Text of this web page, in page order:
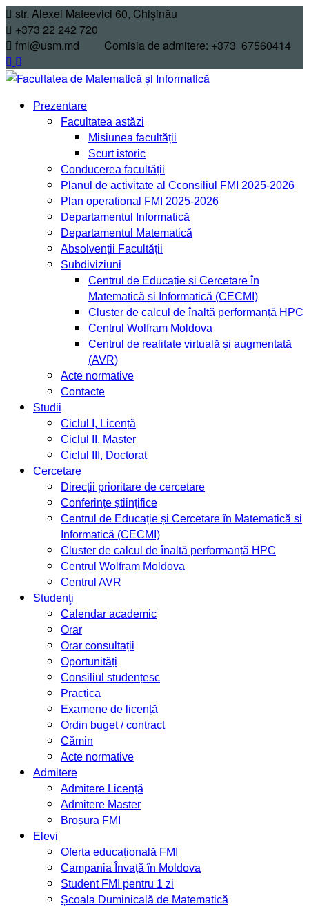
str. Alexei Mateevici 60, Chișinău
+373 22 242 720
fmi@usm.md Comisia de admitere: +373 67560414
Prezentare
Facultatea astăzi
Misiunea facultății
Scurt istoric
Conducerea facultății
Planul de activitate al Cconsiliul FMI 2025-2026
Plan operational FMI 2025-2026
Departamentul Informatică
Departamentul Matematică
Absolvenții Facultății
Subdiviziuni
Centrul de Educație și Cercetare în
Matematică si Informatică (CECMI)
Cluster de calcul de înaltă performanță HPC
Centrul Wolfram Moldova
Centrul de realitate virtuală și augmentată
(AVR)
Acte normative
Contacte
Studii
Ciclul I, Licență
Ciclul II, Master
Ciclul III, Doctorat
Cercetare
Direcții prioritare de cercetare
Conferințe științifice
Centrul de Educație și Cercetare în Matematică si
Informatică (CECMI)
Cluster de calcul de înaltă performanță HPC
Centrul Wolfram Moldova
Centrul AVR
Studenţi
Calendar academic
Orar
Orar consultații
Oportunități
Consiliul studențesc
Practica
Examene de licență
Ordin buget / contract
Cămin
Acte normative
Admitere
Admitere Licență
Admitere Master
Broșura FMI
Elevi
Oferta educațională FMI
Campania Învață în Moldova
Student FMI pentru 1 zi
Școala Duminicală de Matematică